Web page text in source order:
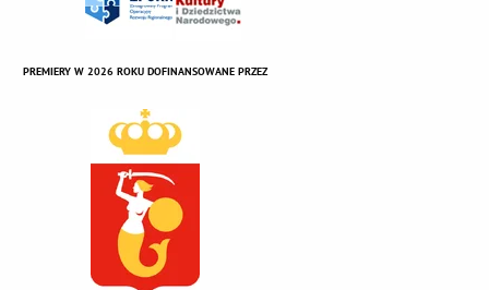
PREMIERY W 2026 ROKU DOFINANSOWANE PRZEZ